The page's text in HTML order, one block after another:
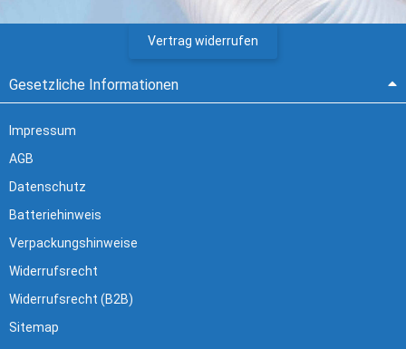
Vertrag widerrufen
Gesetzliche Informationen
Impressum
AGB
Datenschutz
Batteriehinweis
Verpackungshinweise
Widerrufsrecht
Widerrufsrecht (B2B)
Sitemap